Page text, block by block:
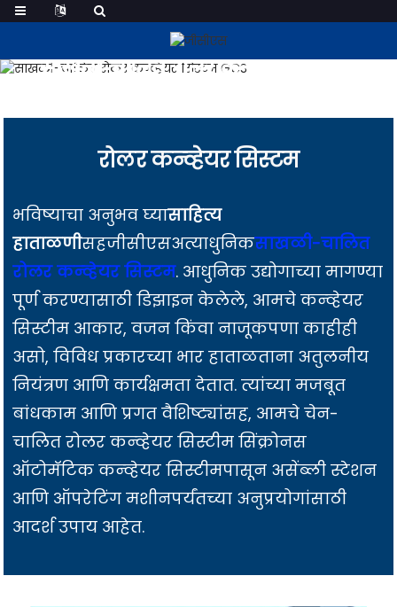
साखळी-चालित रोलर कन्व्हेयर सिस्टम
रोलर कन्व्हेयर सिस्टम
भविष्याचा अनुभव घ्यासाहित्य
हाताळणीसहजीसीएसअत्याधुनिकसाखळी-चालित
रोलर कन्व्हेयर सिस्टम. आधुनिक उद्योगाच्या मागण्या
पूर्ण करण्यासाठी डिझाइन केलेले, आमचे कन्व्हेयर
सिस्टीम आकार, वजन किंवा नाजूकपणा काहीही
असो, विविध प्रकारच्या भार हाताळताना अतुलनीय
नियंत्रण आणि कार्यक्षमता देतात. त्यांच्या मजबूत
बांधकाम आणि प्रगत वैशिष्ट्यांसह, आमचे चेन-
चालित रोलर कन्व्हेयर सिस्टीम सिंक्रोनस
ऑटोमॅटिक कन्व्हेयर सिस्टीमपासून असेंब्ली स्टेशन
आणि ऑपरेटिंग मशीनपर्यंतच्या अनुप्रयोगांसाठी
आदर्श उपाय आहेत.